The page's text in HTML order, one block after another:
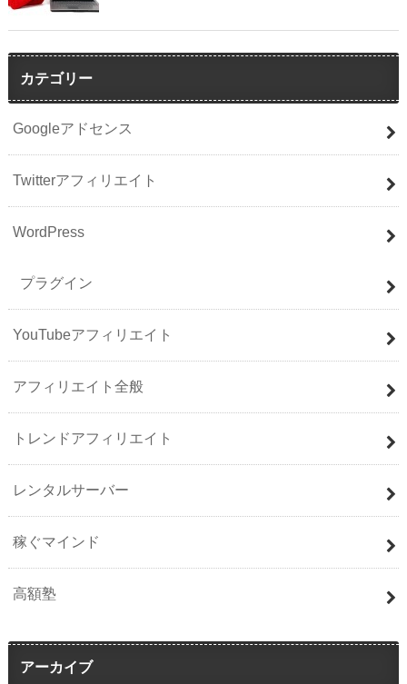
カテゴリー
Googleアドセンス
Twitterアフィリエイト
WordPress
プラグイン
YouTubeアフィリエイト
アフィリエイト全般
トレンドアフィリエイト
レンタルサーバー
稼ぐマインド
高額塾
アーカイブ